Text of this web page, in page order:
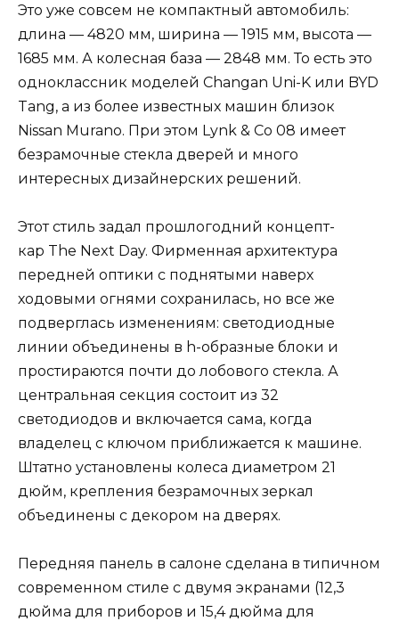
Это уже совсем не компактный автомобиль:
длина — 4820 мм, ширина — 1915 мм, высота —
1685 мм. А колесная база — 2848 мм. То есть это
одноклассник моделей Changan Uni-K или BYD
Tang, а из более известных машин близок
Nissan Murano. При этом Lynk & Co 08 имеет
безрамочные стекла дверей и много
интересных дизайнерских решений.
Этот стиль задал прошлогодний концепт-
кар The Next Day. Фирменная архитектура
передней оптики с поднятыми наверх
ходовыми огнями сохранилась, но все же
подверглась изменениям: светодиодные
линии объединены в h-образные блоки и
простираются почти до лобового стекла. А
центральная секция состоит из 32
светодиодов и включается сама, когда
владелец с ключом приближается к машине.
Штатно установлены колеса диаметром 21
дюйм, крепления безрамочных зеркал
объединены с декором на дверях.
Передняя панель в салоне сделана в типичном
современном стиле с двумя экранами (12,3
дюйма для приборов и 15,4 дюйма для